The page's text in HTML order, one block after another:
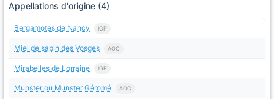
Appellations d'origine (4)
Bergamotes de Nancy IGP
Miel de sapin des Vosges AOC
Mirabelles de Lorraine IGP
Munster ou Munster Géromé AOC